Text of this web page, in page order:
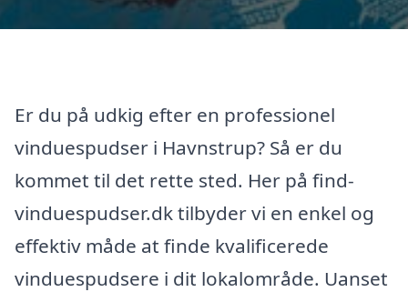
Er du på udkig efter en professionel
vinduespudser i Havnstrup? Så er du
kommet til det rette sted. Her på find-
vinduespudser.dk tilbyder vi en enkel og
effektiv måde at finde kvalificerede
vinduespudsere i dit lokalområde. Uanset